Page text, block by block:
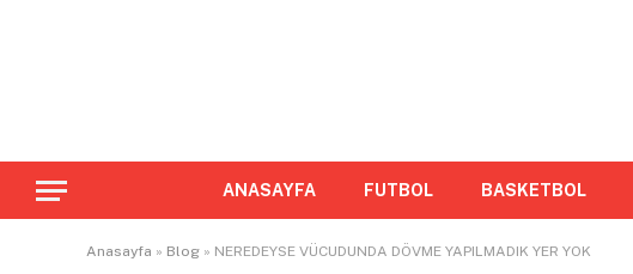
ANASAYFA FUTBOL BASKETBOL
Anasayfa » Blog » NEREDEYSE VÜCUDUNDA DÖVME YAPILMADIK YER YOK